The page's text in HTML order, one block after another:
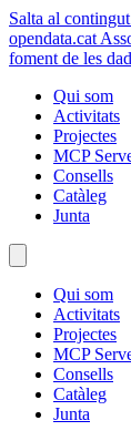
Salta al
opendata.cat
foment de les
Qui som
Activitats
Projectes
MCP
Consells
Catàleg
Junta
Qui som
Activitats
Projectes
MCP
Consells
Catàleg
Junta